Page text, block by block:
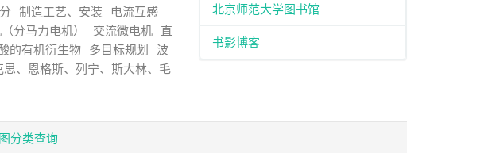
制造工艺、安装
电流互感
分马力电机） 交流微电机 直
的有机衍生物 多目标规划
波
思、恩格斯、列宁、斯大林、毛
北京师范大学图书馆
书影博客
分类查询